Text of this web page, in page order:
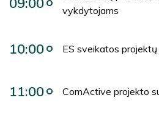
vykdytojams
10:00 ES sveikatos
11:00 ComActive projekto